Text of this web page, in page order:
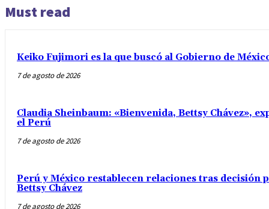
Must read
Keiko Fujimori es la que buscó al Gobierno de
7 de agosto de 2026
Claudia Sheinbaum: «Bienvenida, Bettsy Chávez»,
el Perú
7 de agosto de 2026
Perú y México restablecen relaciones tras decisión
Bettsy Chávez
7 de agosto de 2026